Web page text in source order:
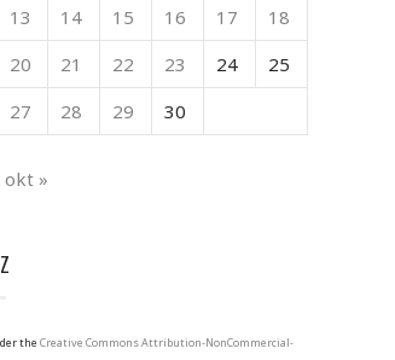
13 14 15 16 17
18
20 21 22 23 24
25
27 28 29 30
okt »
the Creative Commons Attribution-NonCommercial-